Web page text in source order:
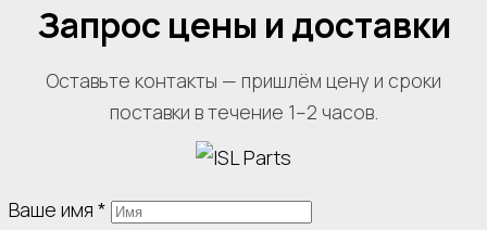
Запрос цены и доставки
Оставьте контакты — пришлём цену и сроки
поставки в течение 1–2 часов.
Ваше имя *